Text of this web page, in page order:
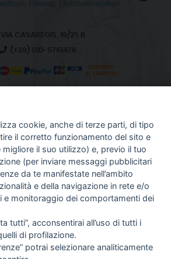
VIA CASAREGIS, 19/25 R
(+39) 010-5761476
HOME
CHI SIAMO
NOTIZIE
CONTATTI
AGLI ACQUISTI
DI ACQUISTO
PAGAMENTI
DIRITTO DI RECESSO
SPEDIZIONI E COSTI
cookie, anche di terze parti, di tipo
il corretto funzionamento del sito e
migliore il suo utilizzo) e, previo il tuo
(per inviare messaggi pubblicitari
da te manifestate nell’ambito
e della navigazione in rete e/o
e monitoraggio dei comportamenti dei
tutti”, acconsentirai all’uso di tutti i
di profilazione.
potrai selezionare analiticamente